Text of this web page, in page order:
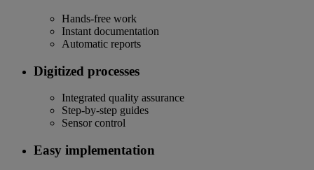
Hands-free work
Instant documentation
Automatic reports
Digitized processes
Integrated quality assurance
Step-by-step guides
Sensor control
Easy implementation